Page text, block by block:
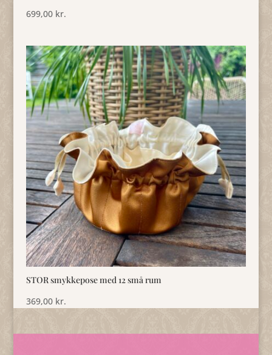
699,00 kr.
STOR smykkepose med 12 små rum
369,00 kr.